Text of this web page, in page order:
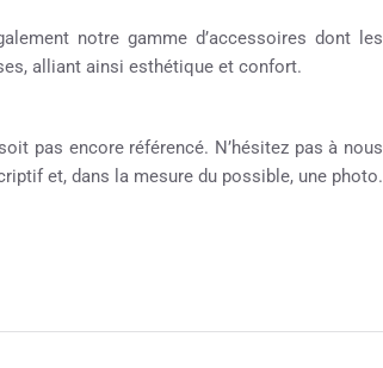
notre gamme d’accessoires dont les
alliant ainsi esthétique et confort.
pas encore référencé. N’hésitez pas à nous
et, dans la mesure du possible, une photo.